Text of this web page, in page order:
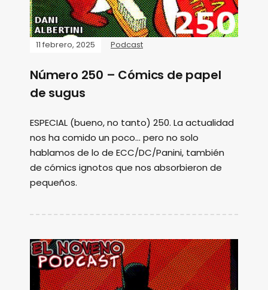
11 febrero, 2025 Podcast
Número 250 – Cómics de papel
de sugus
ESPECIAL (bueno, no tanto) 250. La actualidad
nos ha comido un poco... pero no solo
hablamos de lo de ECC/DC/Panini, también
de cómics ignotos que nos absorbieron de
pequeños.